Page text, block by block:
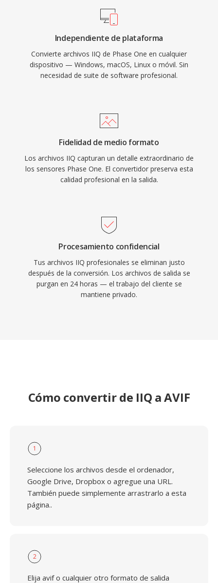
Independiente de plataforma
Convierte archivos IIQ de Phase One en cualquier
dispositivo — Windows, macOS, Linux o móvil. Sin
necesidad de suite de software profesional.
Fidelidad de medio formato
Los archivos IIQ capturan un detalle extraordinario de
los sensores Phase One. El convertidor preserva esta
calidad profesional en la salida.
Procesamiento confidencial
Tus archivos IIQ profesionales se eliminan justo
después de la conversión. Los archivos de salida se
purgan en 24 horas — el trabajo del cliente se
mantiene privado.
Cómo convertir de IIQ a AVIF
1
Seleccione los archivos desde el ordenador,
Google Drive, Dropbox o agregue una URL.
También puede simplemente arrastrarlo a esta
página..
2
Elija avif o cualquier otro formato de salida